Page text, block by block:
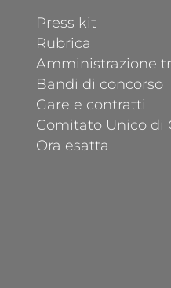
FOOTER 1
Press kit
Rubrica
Amministrazione
Bandi di concorso
Gare e contratti
Comitato Unico di
Ora esatta